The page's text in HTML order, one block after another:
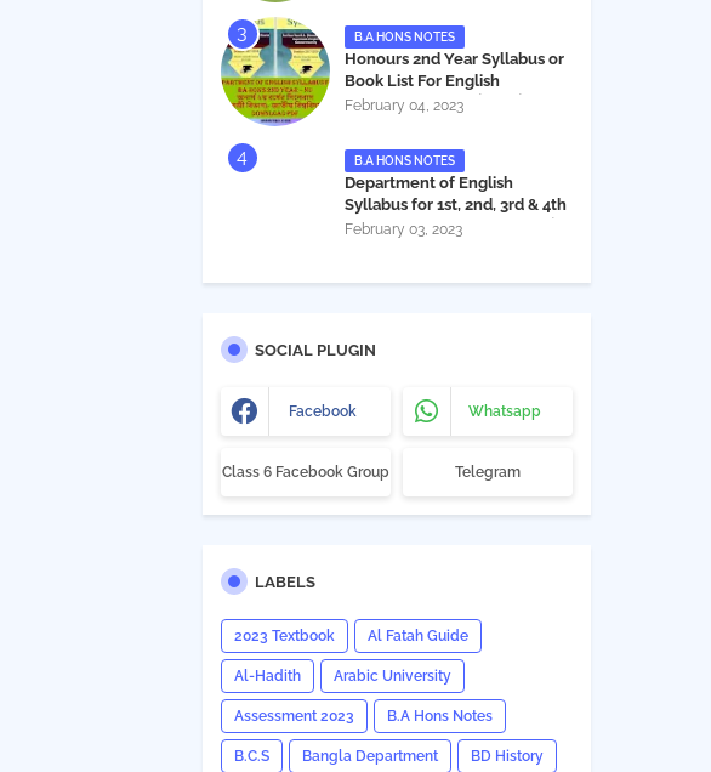
B.A HONS NOTES
Honours 2nd Year Syllabus or
Book List For English
Department - অনার্স ২য় বর্ষের সিলেবাস
February 04, 2023
B.A HONS NOTES
Department of English
Syllabus for 1st, 2nd, 3rd & 4th
Year BA Hon's - NU | বিএ অনার্স
February 03, 2023
SOCIAL PLUGIN
Facebook Whatsapp
Class 6 Facebook Group Telegram
LABELS
2023 Textbook Al Fatah Guide
Al-Hadith Arabic University
Assessment 2023 B.A Hons Notes
B.C.S Bangla Department BD History